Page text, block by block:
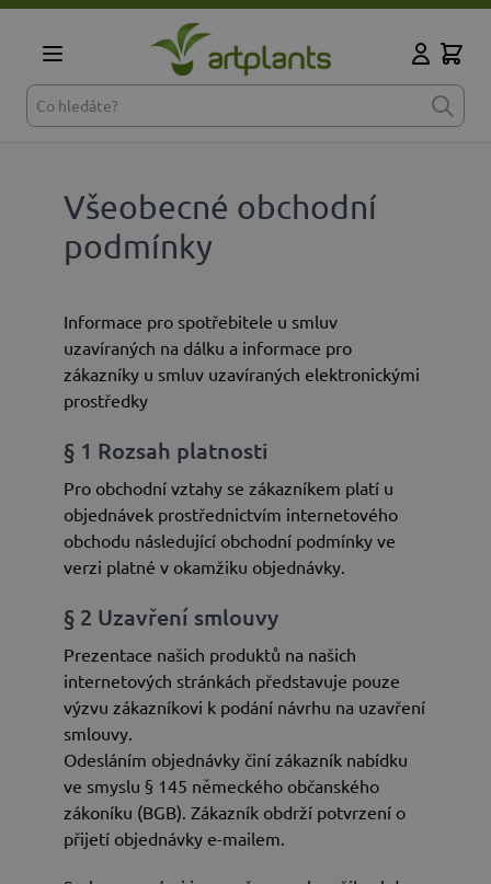
Přejít na obsah
Cart
Všeobecné obchodní
podmínky
Informace pro spotřebitele u smluv
uzavíraných na dálku a informace pro
zákazníky u smluv uzavíraných elektronickými
prostředky
§ 1 Rozsah platnosti
Pro obchodní vztahy se zákazníkem platí u
objednávek prostřednictvím internetového
obchodu následující obchodní podmínky ve
verzi platné v okamžiku objednávky.
§ 2 Uzavření smlouvy
Prezentace našich produktů na našich
internetových stránkách představuje pouze
výzvu zákazníkovi k podání návrhu na uzavření
smlouvy.
Odesláním objednávky činí zákazník nabídku
ve smyslu § 145 německého občanského
zákoníku (BGB). Zákazník obdrží potvrzení o
přijetí objednávky e-mailem.